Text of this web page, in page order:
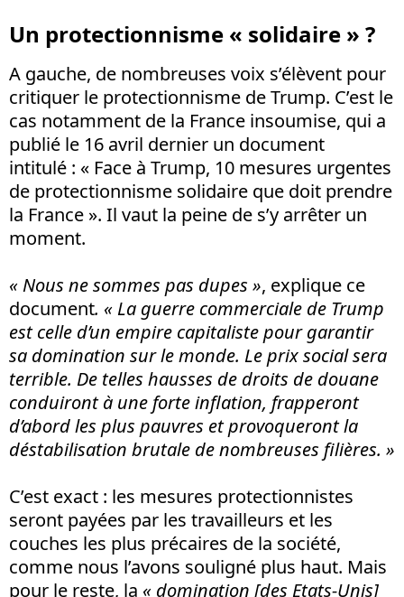
Un protectionnisme « solidaire » ?
A gauche, de nombreuses voix s’élèvent pour
critiquer le protectionnisme de Trump. C’est le
cas notamment de la France insoumise, qui a
publié le 16 avril dernier un document
intitulé : « Face à Trump, 10 mesures urgentes
de protectionnisme solidaire que doit prendre
la France ». Il vaut la peine de s’y arrêter un
moment.
« Nous ne sommes pas dupes », explique ce
document. « La guerre commerciale de Trump
est celle d’un empire capitaliste pour garantir
sa domination sur le monde. Le prix social sera
terrible. De telles hausses de droits de douane
conduiront à une forte inflation, frapperont
d’abord les plus pauvres et provoqueront la
déstabilisation brutale de nombreuses filières. »
C’est exact : les mesures protectionnistes
seront payées par les travailleurs et les
couches les plus précaires de la société,
comme nous l’avons souligné plus haut. Mais
pour le reste, la « domination [des Etats-Unis]